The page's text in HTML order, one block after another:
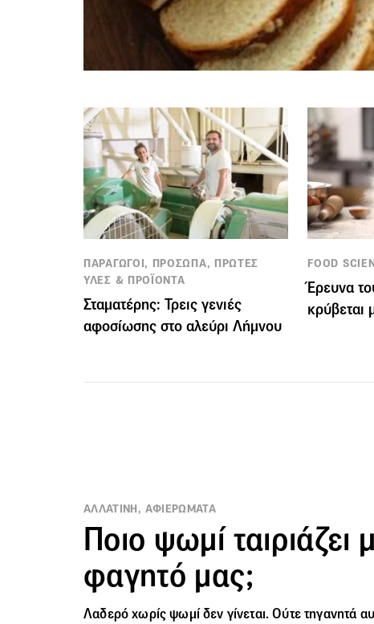
ΠΑΡΑΓΩΓΟΙ, ΠΡΟΣΩΠΑ, ΠΡΩΤΕΣ
ΥΛΕΣ & ΠΡΟΪΟΝΤΑ
Σταματέρης: Τρεις γενιές
αφοσίωσης στο αλεύρι Λήμνου
FOOD
Έρευνα
κρύβεται
ΑΛΛΑΤΙΝΗ, ΑΦΙΕΡΩΜΑΤΑ
Ποιο ψωμί ταιριάζει
φαγητό μας;
Λαδερό χωρίς ψωμί δεν γίνεται. Ούτε τηγανητά